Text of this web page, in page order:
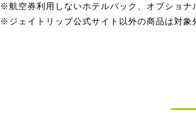
※航空券利用しないホテルパック、オプショナ
※ジェイトリップ公式サイト以外の商品は対象